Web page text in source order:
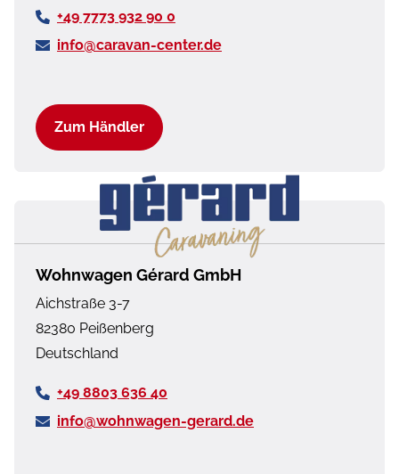
+49 7773 932 90 0
info@caravan-center.de
Zum Händler
Wohnwagen Gérard GmbH
Aichstraße 3-7
82380 Peißenberg
Deutschland
+49 8803 636 40
info@wohnwagen-gerard.de